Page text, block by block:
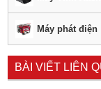
Máy phát điện
BÀI VIẾT LIÊN